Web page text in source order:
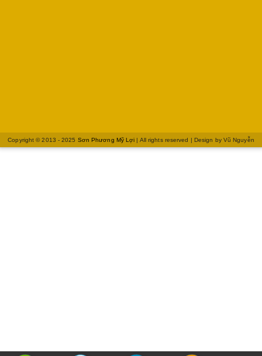
Copyright © 2013 - 2025 Sơn Phương Mỹ Lợi | All rights reserved | Design by Vũ Nguyễn